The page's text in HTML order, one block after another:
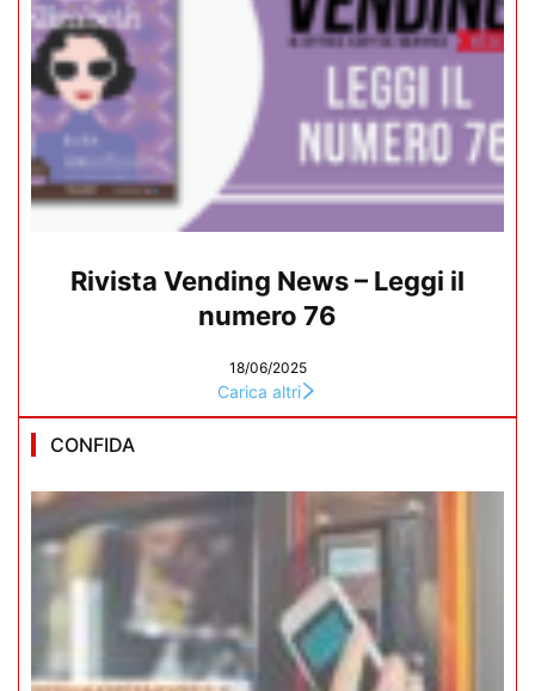
Rivista Vending News – Leggi il
numero 76
18/06/2025
Carica altri
CONFIDA